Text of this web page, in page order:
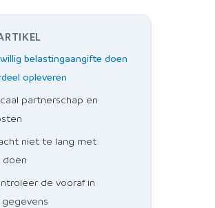
belastingaangifte doen
opleveren
partnerschap en
niet te lang met
doen
de vooraf in